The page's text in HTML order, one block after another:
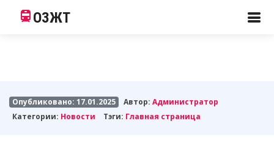
ОЗЖТ
Опубликовано: 17.01.2025 Автор:Администратор
Категории: Новости Тэги: Главная страница